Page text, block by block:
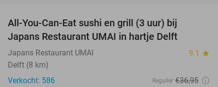
All-You-Can-Eat sushi en grill (3 uur) bij
Japans Restaurant UMAI in hartje Delft
Japans Restaurant UMAI 9.1 star
Delft (8 km)
Verkocht: 586
Regulier €36,95